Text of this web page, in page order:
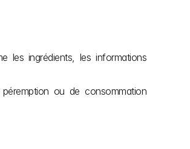
les ingrédients, les informations
ou de consommation